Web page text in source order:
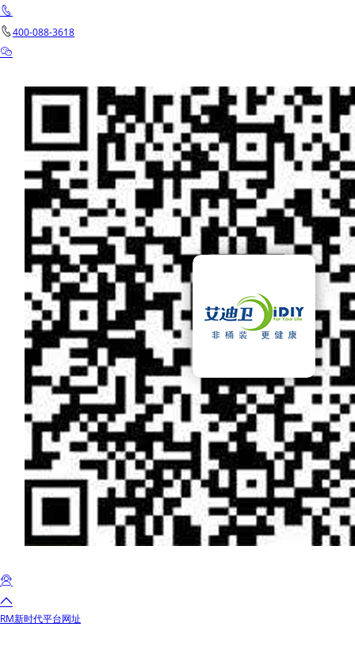
400-088-3618
RM新时代平台网址